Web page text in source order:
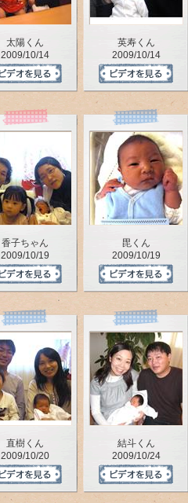
太陽くん
2009/10/14
英寿くん
2009/10/14
香子ちゃん
2009/10/19
毘くん
2009/10/19
直樹くん
2009/10/20
結斗くん
2009/10/24